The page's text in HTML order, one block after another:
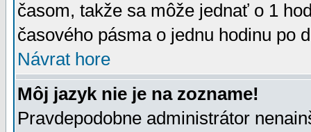
časom, takže sa môže jednať o 1
časového pásma o jednu hodinu po
Návrat hore
Môj jazyk nie je na zozname!
Pravdepodobne administrátor